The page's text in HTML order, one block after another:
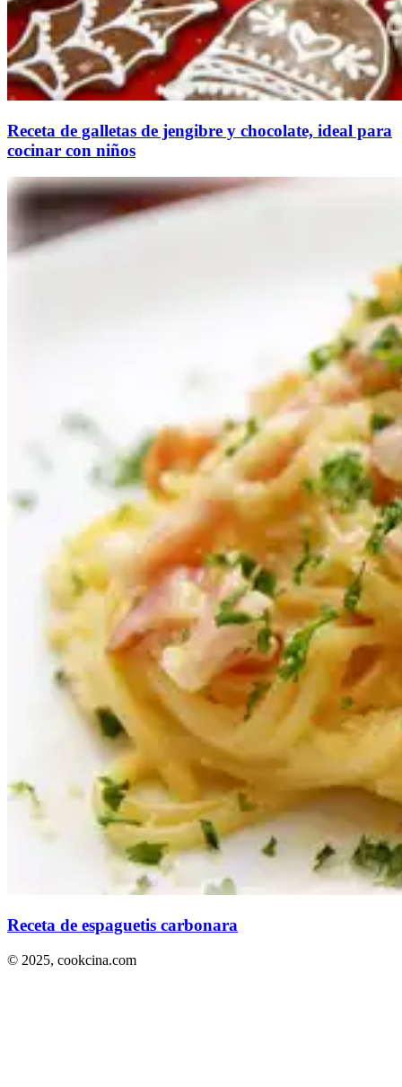
Receta de galletas de jengibre y chocolate, ideal para
cocinar con niños
Receta de espaguetis carbonara
© 2025, cookcina.com